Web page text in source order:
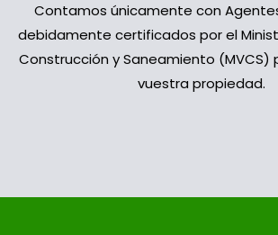
Contamos únicamente con
debidamente certificados por el
Construcción y Saneamiento (MVCS)
vuestra propiedad.